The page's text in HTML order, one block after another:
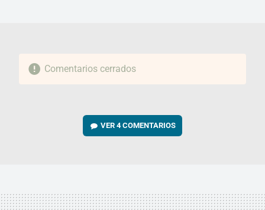
Comentarios cerrados
VER4 COMENTARIOS